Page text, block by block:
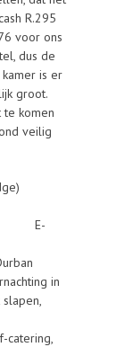
R.295
voor ons
dus de
is er
groot.
te komen
veilig
E-
in